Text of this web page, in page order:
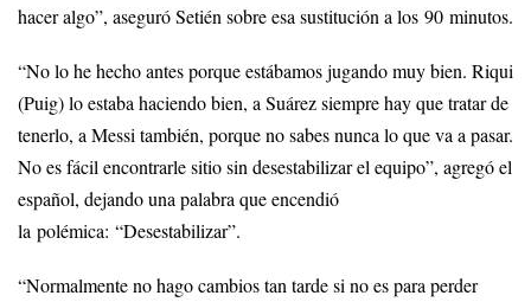
hacer algo”, aseguró Setién sobre esa sustitución a los 90 minutos.
“No lo he hecho antes porque estábamos jugando muy bien. Riqui
(Puig) lo estaba haciendo bien, a Suárez siempre hay que tratar de
tenerlo, a Messi también, porque no sabes nunca lo que va a pasar.
No es fácil encontrarle sitio sin desestabilizar el equipo”, agregó el
español, dejando una palabra que encendió
la polémica: “Desestabilizar”.
“Normalmente no hago cambios tan tarde si no es para perder